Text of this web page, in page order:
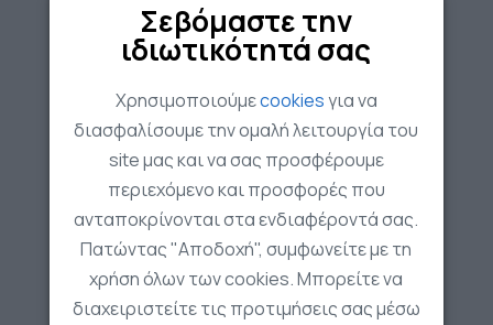
Σεβόμαστε την
ιδιωτικότητά σας
Χρησιμοποιούμεcookiesγια να
διασφαλίσουμε την ομαλή λειτουργία του
site μας και να σας προσφέρουμε
περιεχόμενο και προσφορές που
ανταποκρίνονται στα ενδιαφέροντά σας.
Πατώντας "Αποδοχή", συμφωνείτε με τη
χρήση όλων των cookies. Μπορείτε να
διαχειριστείτε τις προτιμήσεις σας μέσω